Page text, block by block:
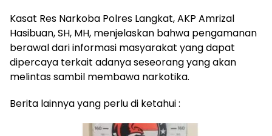
Kasat Res Narkoba Polres Langkat, AKP Amrizal
Hasibuan, SH, MH, menjelaskan bahwa pengamanan
berawal dari informasi masyarakat yang dapat
dipercaya terkait adanya seseorang yang akan
melintas sambil membawa narkotika.
Berita lainnya yang perlu di ketahui :